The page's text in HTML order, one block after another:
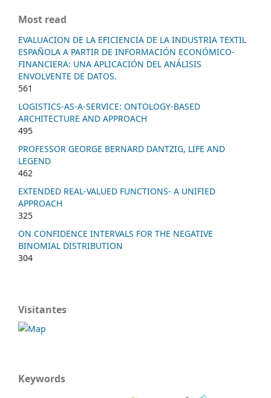
Most read
EVALUACION DE LA EFICIENCIA DE LA INDUSTRIA TEXTIL
ESPAÑOLA A PARTIR DE INFORMACIÓN ECONÓMICO-
FINANCIERA: UNA APLICACIÓN DEL ANÁLISIS
ENVOLVENTE DE DATOS.
561
LOGISTICS-AS-A-SERVICE: ONTOLOGY-BASED
ARCHITECTURE AND APPROACH
495
PROFESSOR GEORGE BERNARD DANTZIG, LIFE AND
LEGEND
462
EXTENDED REAL-VALUED FUNCTIONS- A UNIFIED
APPROACH
325
ON CONFIDENCE INTERVALS FOR THE NEGATIVE
BINOMIAL DISTRIBUTION
304
Visitantes
Keywords